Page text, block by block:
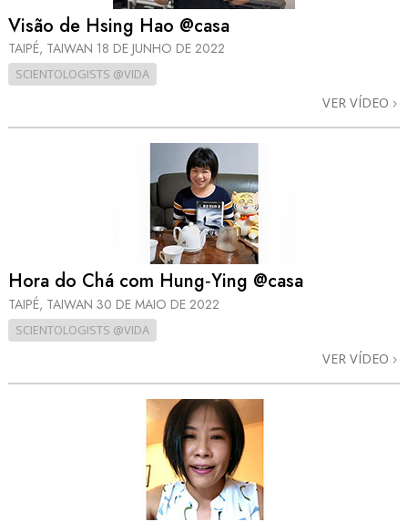
Visão de Hsing Hao @casa
TAIPÉ, TAIWAN 18 DE JUNHO DE 2022
SCIENTOLOGISTS @VIDA
VER VÍDEO
Hora do Chá com Hung‑Ying @casa
TAIPÉ, TAIWAN 30 DE MAIO DE 2022
SCIENTOLOGISTS @VIDA
VER VÍDEO